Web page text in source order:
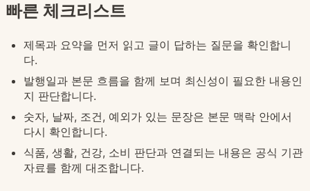
빠른 체크리스트
제목과 요약을 먼저 읽고 글이 답하는 질문을 확인합니
다.
발행일과 본문 흐름을 함께 보며 최신성이 필요한 내용인
지 판단합니다.
숫자, 날짜, 조건, 예외가 있는 문장은 본문 맥락 안에서
다시 확인합니다.
식품, 생활, 건강, 소비 판단과 연결되는 내용은 공식 기관
자료를 함께 대조합니다.